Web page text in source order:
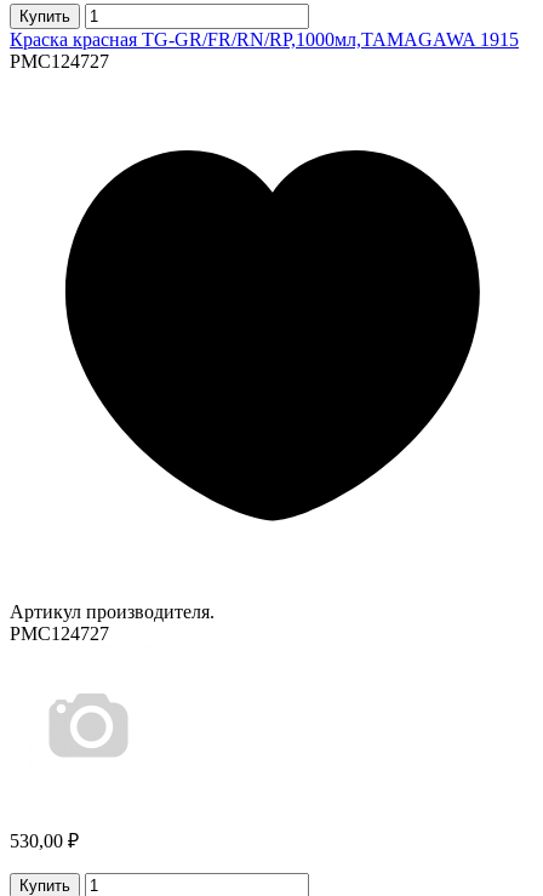
Купить
Краска красная TG-GR/FR/RN/RP,1000мл,TAMAGAWA 1915
PMC124727
Артикул производителя.
PMC124727
530,00 ₽
Купить